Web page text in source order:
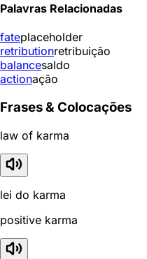
Palavras Relacionadas
fateplaceholder
retributionretribuição
balancesaldo
actionação
Frases & Colocações
law of karma
lei do karma
positive karma